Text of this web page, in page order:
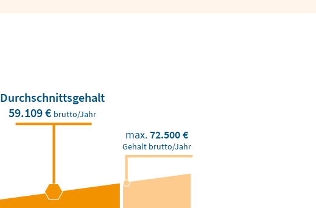
Durchschnittsgehalt
59.109 € brutto/Jahr
max.72.500 €
Gehalt brutto/Jahr